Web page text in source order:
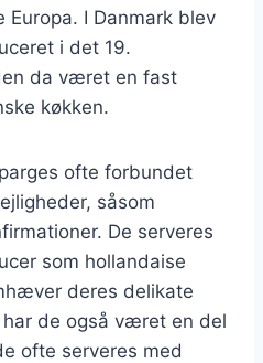
I Danmark blev
i det 19.
da været en fast
køkken.
ofte forbundet
såsom
De serveres
som hollandaise
deres delikate
de også været en del
ofte serveres med